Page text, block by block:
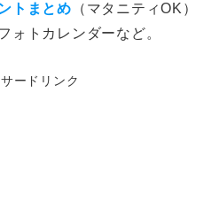
トまとめ （マタニティOK）
ォトカレンダーなど。
ードリンク